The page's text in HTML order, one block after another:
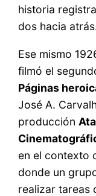
historia
dos hacia
Ese mismo
filmó el
Páginas
José A.
producción
en el contexto
donde un
realizar tareas